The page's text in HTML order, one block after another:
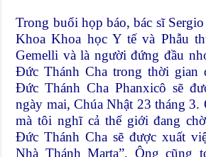
Trong buổi họp báo, bác sĩ
Khoa Khoa học Y tế và Phẫu
Gemelli và là người đứng đầu
Đức Thánh Cha trong thời gian
Đức Thánh Cha Phanxicô sẽ
ngày mai, Chúa Nhật 23 tháng
mà tôi nghĩ cả thế giới đang
Đức Thánh Cha sẽ được xuất
Nhà Thánh Marta”. Ông cũng